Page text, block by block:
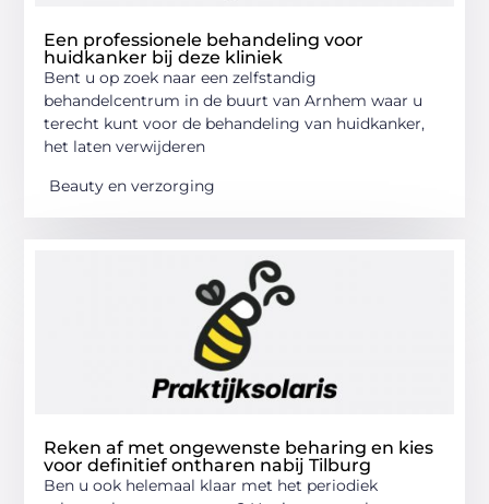
Een professionele behandeling voor
huidkanker bij deze kliniek
Bent u op zoek naar een zelfstandig
behandelcentrum in de buurt van Arnhem waar u
terecht kunt voor de behandeling van huidkanker,
het laten verwijderen
Beauty en verzorging
Reken af met ongewenste beharing en kies
voor definitief ontharen nabij Tilburg
Ben u ook helemaal klaar met het periodiek